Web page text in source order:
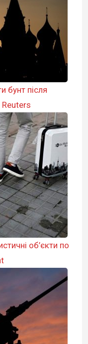
бунт після
Reuters
об’єкти по